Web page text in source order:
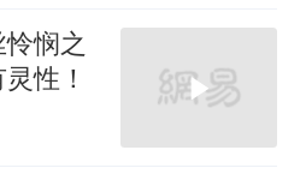
悯之
性！